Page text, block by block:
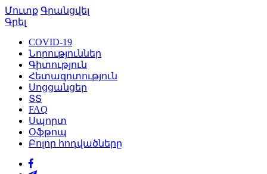
Մուտք Գրանցվել
Գրել
COVID-19
Նորություններ
Գիտություն
Հետազոտություն
Սոցցանցեր
ՏՏ
FAQ
Սպորտ
Օֆթոպ
Բոլոր հոդվածները